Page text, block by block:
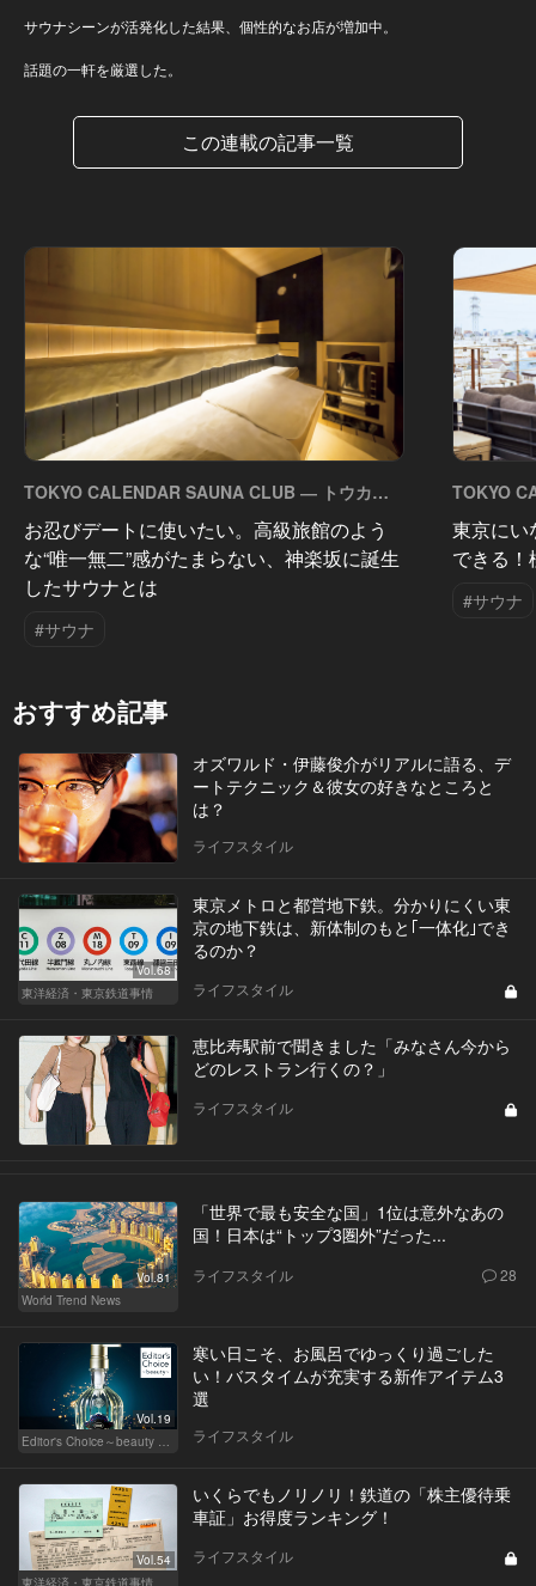
サウナシーンが活発化した結果、個性的なお店が増加中。
話題の一軒を厳選した。
この連載の記事一覧
TOKYO CALENDAR SAUNA CLUB ― トウカレ
サウナクラブ ― Vol.12
お忍びデートに使いたい。高級旅館のよう
な“唯一無二”感がたまらない、神楽坂に誕生
したサウナとは
#サウナ
TOKYO
サウナク
東京にい
できる
#サウナ
おすすめ記事
オズワルド・伊藤俊介がリアルに語る、デ
ートテクニック＆彼女の好きなところと
は？
ライフスタイル
Vol.68
東洋経済・東京鉄道事情
東京メトロと都営地下鉄。分かりにくい東
京の地下鉄は、新体制のもと｢一体化｣でき
るのか？
ライフスタイル
恵比寿駅前で聞きました「みなさん今から
どのレストラン行くの？」
ライフスタイル
Vol.81
World Trend News
「世界で最も安全な国」1位は意外なあの
国！日本は“トップ3圏外”だった...
ライフスタイル 28
Vol.19
Editor's Choice～beauty & wellness～
寒い日こそ、お風呂でゆっくり過ごした
い！バスタイムが充実する新作アイテム3
選
ライフスタイル
Vol.54
いくらでもノリノリ！鉄道の「株主優待乗
車証」お得度ランキング！
ライフスタイル